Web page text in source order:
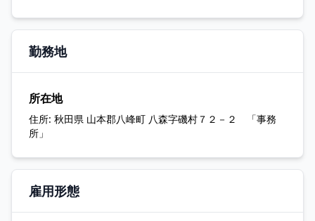
勤務地
所在地
住所: 秋田県 山本郡八峰町 八森字磯村７２－２ 「事務
所」
雇用形態